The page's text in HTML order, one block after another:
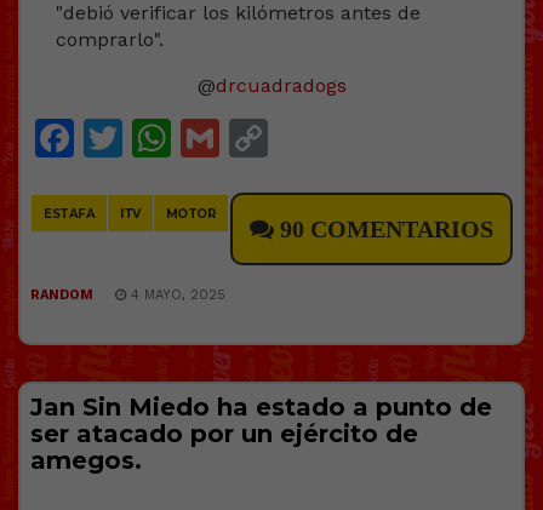
@drcuadradogs
Facebook
Twitter
WhatsApp
Gmail
ESTAFA ITV MOTOR
90 COMENTARIOS
RANDOM 4 MAYO, 2025
Jan Sin Miedo ha estado a punto de
ser atacado por un ejército de
amegos.